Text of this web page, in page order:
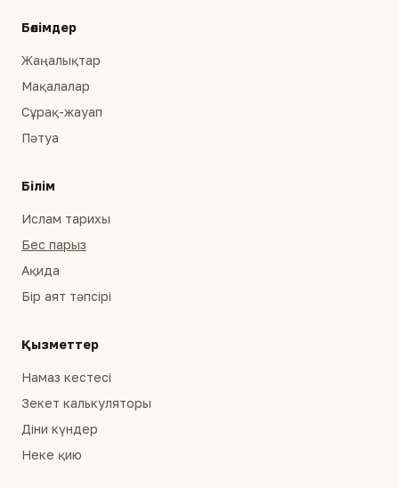
Бөлімдер
Жаңалықтар
Мақалалар
Сұрақ-жауап
Пәтуа
Білім
Ислам тарихы
Бес парыз
Ақида
Бір аят тәпсірі
Қызметтер
Намаз кестесі
Зекет калькуляторы
Діни күндер
Неке қию